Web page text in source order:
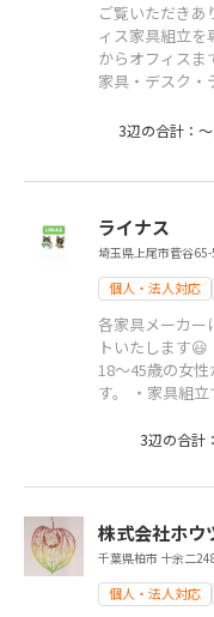
ご覧いただきありがと
ィス家具組立を
からオフィスま
家具・デスク・
注は行ってい
や家具への傷
3辺の合計：
ライナス
埼玉県上尾市菅谷
個人・法人対応
各家具メーカー
トいたします
18〜45歳の女
す。 ・家具組
エリア 1都6県
馬県、栃木県
3辺の合計
株式会社ホウ
千葉県柏市 十余二
個人・法人対応